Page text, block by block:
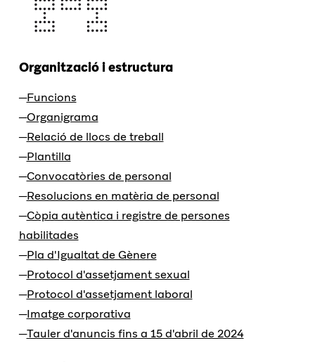
Organització i estructura
Funcions
Organigrama
Relació de llocs de treball
Plantilla
Convocatòries de personal
Resolucions en matèria de personal
Còpia autèntica i registre de persones
habilitades
Pla d'Igualtat de Gènere
Protocol d'assetjament sexual
Protocol d'assetjament laboral
Imatge corporativa
Tauler d'anuncis fins a 15 d'abril de 2024